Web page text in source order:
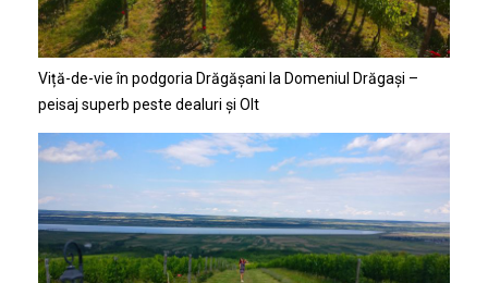
Viță-de-vie în podgoria Drăgășani la Domeniul Drăgași –
peisaj superb peste dealuri și Olt